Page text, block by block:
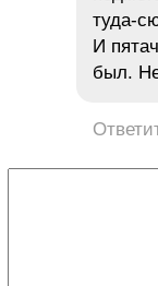
туда-
И
был.